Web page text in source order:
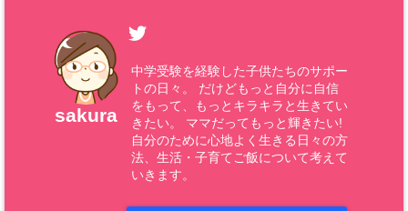
sakura
中学受験を経験した子供たちのサポー
トの日々。 だけどもっと自分に自信
をもって、もっとキラキラと生きてい
きたい。 ママだってもっと輝きたい!
自分のために心地よく生きる日々の方
法、生活・子育てご飯について考えて
いきます。